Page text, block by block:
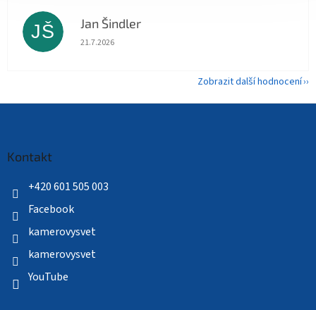
JŠ Jan Šindler
Hodnocení obchodu je 5 z 5 hvězdiček.
21.7.2026
Zobrazit další hodnocení
Kontakt
+420 601 505 003
Facebook
kamerovysvet
kamerovysvet
YouTube